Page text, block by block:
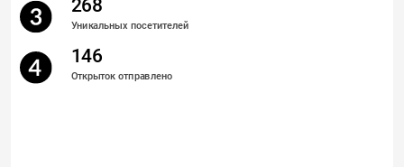
268
Уникальных посетителей
146
Открыток отправлено